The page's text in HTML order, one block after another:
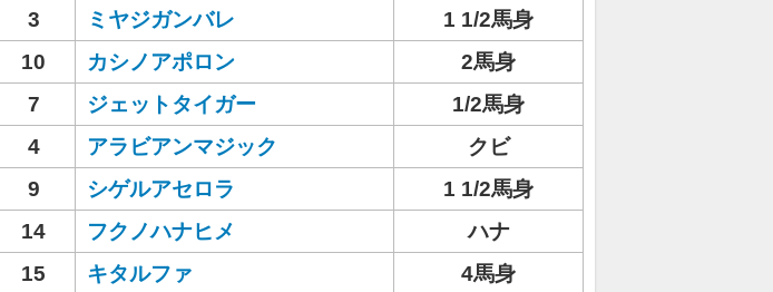
3 ミヤジガンバレ
1 1/2馬身
10 カシノアポロン
2馬身
7 ジェットタイガー
1/2馬身
4 アラビアンマジック
クビ
9 シゲルアセロラ
1 1/2馬身
14 フクノハナヒメ
ハナ
15 キタルファ
4馬身